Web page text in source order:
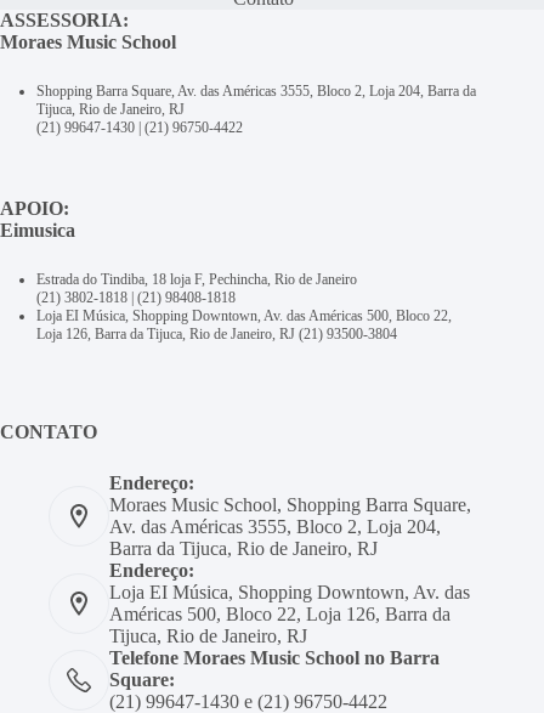
ASSESSORIA:
Moraes Music School
Shopping Barra Square, Av. das Américas 3555, Bloco 2, Loja 204, Barra da
Tijuca, Rio de Janeiro, RJ
(21) 99647-1430 | (21) 96750-4422
APOIO:
Eimusica
Estrada do Tindiba, 18 loja F, Pechincha, Rio de Janeiro
(21) 3802-1818 | (21) 98408-1818
Loja EI Música, Shopping Downtown, Av. das Américas 500, Bloco 22,
Loja 126, Barra da Tijuca, Rio de Janeiro, RJ (21) 93500-3804
CONTATO
Endereço:
Moraes Music School, Shopping Barra Square,
Av. das Américas 3555, Bloco 2, Loja 204,
Barra da Tijuca, Rio de Janeiro, RJ
Endereço:
Loja EI Música, Shopping Downtown, Av. das
Américas 500, Bloco 22, Loja 126, Barra da
Tijuca, Rio de Janeiro, RJ
Telefone Moraes Music School no Barra
Square:
(21) 99647-1430 e (21) 96750-4422